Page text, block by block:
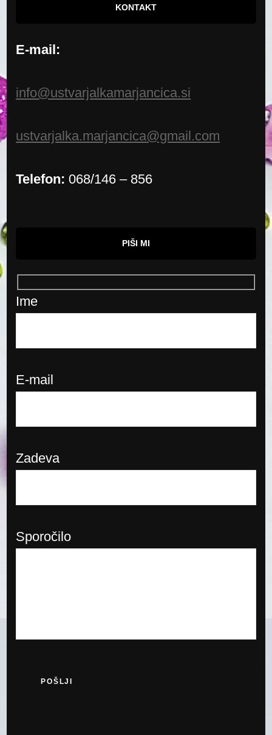
KONTAKT
E-mail:
info@ustvarjalkamarjancica.si
ustvarjalka.marjancica@gmail.com
Telefon:068/146 – 856
PIŠI MI
Ime
E-mail
Zadeva
Sporočilo